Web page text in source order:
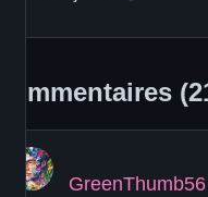
Commentaires
GreenThumb56